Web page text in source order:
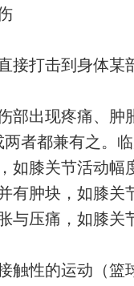
接打击到身体某
部出现疼痛、肿
者都兼有之。
如膝关节活动幅
有肿块，如膝关
与压痛，如膝关
触性的运动（